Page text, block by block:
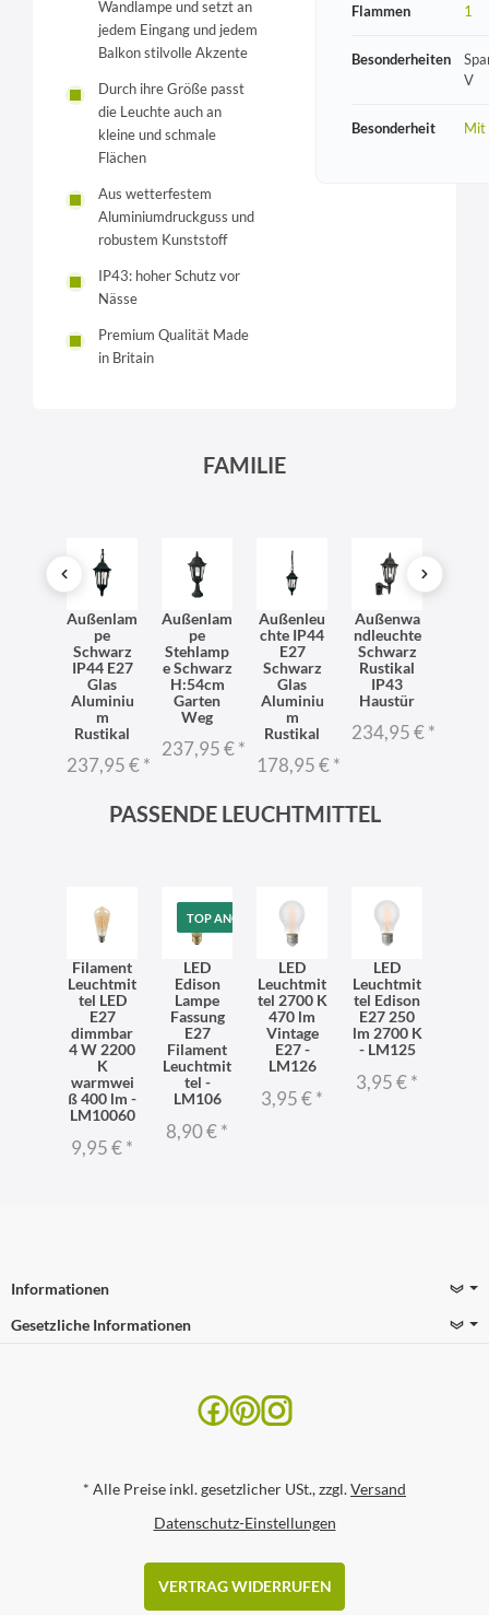
Wandlampe und setzt an
jedem Eingang und jedem
Balkon stilvolle Akzente
Durch ihre Größe passt
die Leuchte auch an
kleine und schmale
Flächen
Aus wetterfestem
Aluminiumdruckguss und
robustem Kunststoff
IP43: hoher Schutz vor
Nässe
Premium Qualität Made
in Britain
Flammen 1
Besonderheiten
V
Besonderheit Mit
FAMILIE
Außenlam
pe
Schwarz
IP44 E27
Glas
Aluminiu
m
Rustikal
237,95 €*
Außenlam
pe
Stehlamp
e Schwarz
H:54cm
Garten
Weg
237,95 €*
Außenleu
chte IP44
E27
Schwarz
Glas
Aluminiu
m
Rustikal
178,95 €*
Außenwa
ndleuchte
Schwarz
Rustikal
IP43
Haustür
234,95 €*
PASSENDE LEUCHTMITTEL
Filament
Leuchtmit
tel LED
E27
dimmbar
4 W 2200
K
warmwei
ß 400 lm -
LM10060
9,95 €*
TOP ANGEBOT
LED
Edison
Lampe
Fassung
E27
Filament
Leuchtmit
tel -
LM106
8,90 €*
LED
Leuchtmit
tel 2700 K
470 lm
Vintage
E27 -
LM126
3,95 €*
LED
Leuchtmit
tel Edison
E27 250
lm 2700 K
- LM125
3,95 €*
Informationen
Gesetzliche Informationen
* Alle Preise inkl. gesetzlicher USt., zzgl.Versand
Datenschutz-Einstellungen
VERTRAG WIDERRUFEN